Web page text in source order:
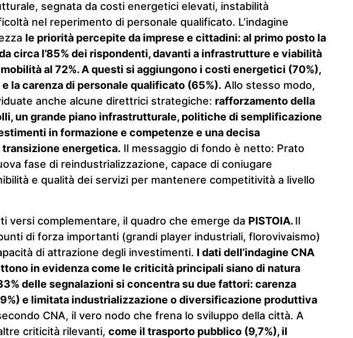
segnata da costi energetici elevati, instabilità
nel reperimento di personale qualificato. L’indagine
le priorità percepite da imprese e cittadini: al primo posto la
circa l’85% dei rispondenti, davanti a infrastrutture e viabilità
al 72%. A questi si aggiungono i costi energetici (70%),
la carenza di personale qualificato (65%). Allo stesso modo,
anche alcune direttrici strategiche: rafforzamento della
un grande piano infrastrutturale, politiche di semplificazione
in formazione e competenze e una decisa
energetica. Il messaggio di fondo è netto: Prato
fase di reindustrializzazione, capace di coniugare
e qualità dei servizi per mantenere competitività a livello
versi complementare, il quadro che emerge da PISTOIA. Il
di forza importanti (grandi player industriali, florovivaismo)
di attrazione degli investimenti. I dati dell’indagine CNA
in evidenza come le criticità principali siano di natura
delle segnalazioni si concentra su due fattori: carenza
e limitata industrializzazione o diversificazione produttiva
CNA, il vero nodo che frena lo sviluppo della città. A
criticità rilevanti, come il trasporto pubblico (9,7%), il